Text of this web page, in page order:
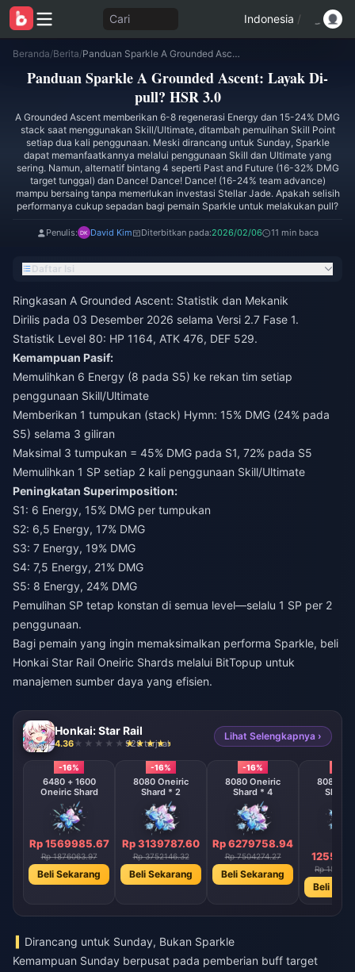
Cari Indonesia /
Beranda/Berita/ Panduan Sparkle A Grounded Ascent: Layak Di-pull? HSR 3.0
Panduan Sparkle A Grounded Ascent: Layak Di-
pull? HSR 3.0
A Grounded Ascent memberikan 6-8 regenerasi Energy dan 15-24% DMG
stack saat menggunakan Skill/Ultimate, ditambah pemulihan Skill Point
setiap dua kali penggunaan. Meski dirancang untuk Sunday, Sparkle
dapat memanfaatkannya melalui penggunaan Skill dan Ultimate yang
sering. Namun, alternatif bintang 4 seperti Past and Future (16-32% DMG
target tunggal) dan Dance! Dance! Dance! (16-24% team advance)
mampu bersaing tanpa memerlukan investasi Stellar Jade. Apakah selisih
performanya cukup sepadan bagi pemain Sparkle untuk melakukan pull?
Penulis: David Kim Diterbitkan pada:2026/02/06 11 min baca
Daftar Isi
Ringkasan A Grounded Ascent: Statistik dan Mekanik
Dirilis pada 03 Desember 2026 selama Versi 2.7 Fase 1.
Statistik Level 80: HP 1164, ATK 476, DEF 529.
Kemampuan Pasif:
Memulihkan 6 Energy (8 pada S5) ke rekan tim setiap
penggunaan Skill/Ultimate
Memberikan 1 tumpukan (stack) Hymn: 15% DMG (24% pada
S5) selama 3 giliran
Maksimal 3 tumpukan = 45% DMG pada S1, 72% pada S5
Memulihkan 1 SP setiap 2 kali penggunaan Skill/Ultimate
Peningkatan Superimposition:
S1: 6 Energy, 15% DMG per tumpukan
S2: 6,5 Energy, 17% DMG
S3: 7 Energy, 19% DMG
S4: 7,5 Energy, 21% DMG
S5: 8 Energy, 24% DMG
Pemulihan SP tetap konstan di semua level—selalu 1 SP per 2
penggunaan.
Bagi pemain yang ingin memaksimalkan performa Sparkle, beli
Honkai Star Rail Oneiric Shards melalui BitTopup untuk
manajemen sumber daya yang efisien.
Honkai: Star Rail
4.36 928 terjual
Lihat Selengkapnya ›
-16%
6480 + 1600
Oneiric Shard
Rp 1569985.67
Rp 1876063.97
Beli Sekarang
-16%
8080 Oneiric
Shard * 2
Rp 3139787.60
Rp 3752146.32
Beli Sekarang
-16%
8080 Oneiric
Shard * 4
Rp 6279758.94
Rp 7504274.27
Beli Sekarang
8080
Shard
Rp
Beli
Dirancang untuk Sunday, Bukan Sparkle
Kemampuan Sunday berpusat pada pemberian buff target